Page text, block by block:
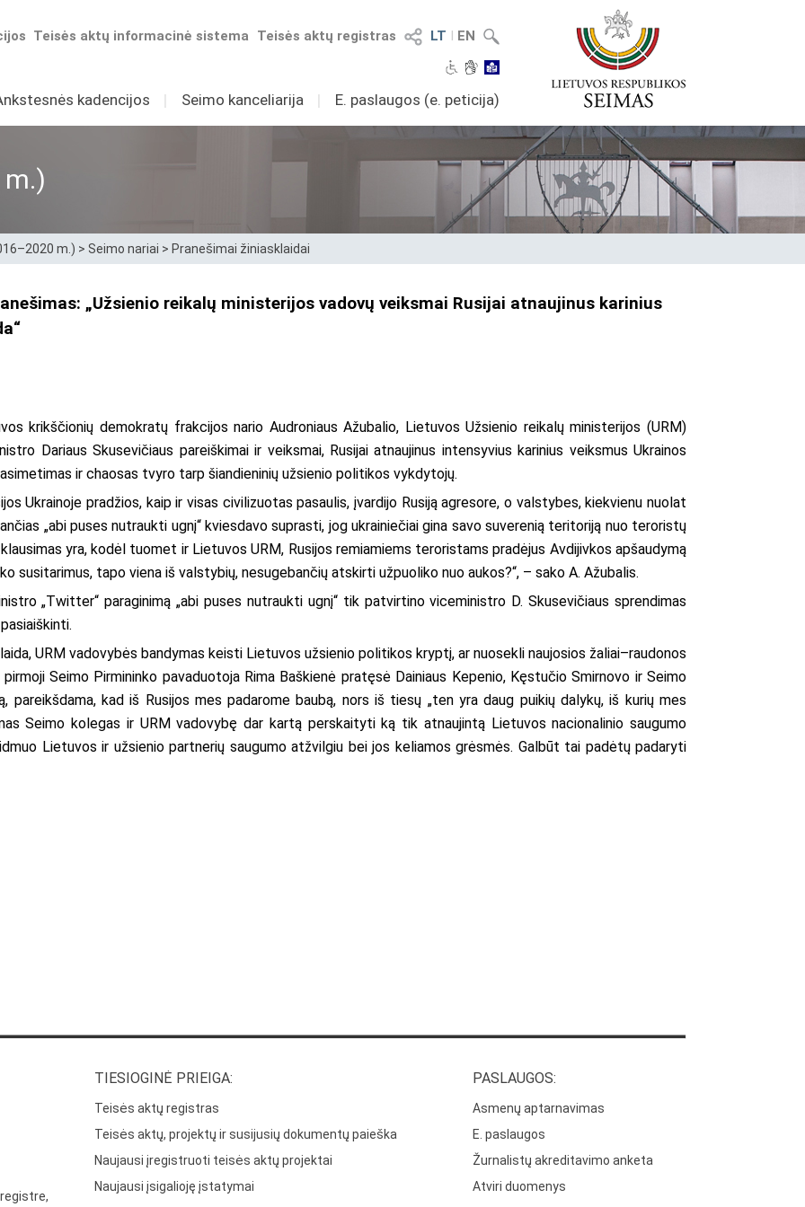
LT I EN
Teisės aktų registras
Teisės aktų informacinė sistema
kadencijos I Seimo kanceliarija I E. paslaugos (e. peticija)
m.) > Seimo nariai > Pranešimai žiniasklaidai
„Užsienio reikalų ministerijos vadovų veiksmai Rusijai atnaujinus karinius
krikščionių demokratų frakcijos nario Audroniaus Ažubalio, Lietuvos Užsienio reikalų ministerijos (URM)
Dariaus Skusevičiaus pareiškimai ir veiksmai, Rusijai atnaujinus intensyvius karinius veiksmus Ukrainos
ir chaosas tvyro tarp šiandieninių užsienio politikos vykdytojų.
Ukrainoje pradžios, kaip ir visas civilizuotas pasaulis, įvardijo Rusiją agresore, o valstybes, kiekvienu nuolat
„abi puses nutraukti ugnį“ kviesdavo suprasti, jog ukrainiečiai gina savo suverenią teritoriją nuo teroristų
klausimas yra, kodėl tuomet ir Lietuvos URM, Rusijos remiamiems teroristams pradėjus Avdijivkos apšaudymą
susitarimus, tapo viena iš valstybių, nesugebančių atskirti užpuoliko nuo aukos?“, – sako A. Ažubalis.
„Twitter“ paraginimą „abi puses nutraukti ugnį“ tik patvirtino viceministro D. Skusevičiaus sprendimas
URM vadovybės bandymas keisti Lietuvos užsienio politikos kryptį, ar nuosekli naujosios žaliai–raudonos
Seimo Pirmininko pavaduotoja Rima Baškienė pratęsė Dainiaus Kepenio, Kęstučio Smirnovo ir Seimo
pareikšdama, kad iš Rusijos mes padarome baubą, nors iš tiesų „ten yra daug puikių dalykų, iš kurių mes
Seimo kolegas ir URM vadovybę dar kartą perskaityti ką tik atnaujintą Lietuvos nacionalinio saugumo
Lietuvos ir užsienio partnerių saugumo atžvilgiu bei jos keliamos grėsmės. Galbūt tai padėtų padaryti
TIESIOGINĖ PRIEIGA:
Teisės aktų registras
Teisės aktų, projektų ir susijusių dokumentų paieška
Naujausi įregistruoti teisės aktų projektai
Naujausi įsigalioję įstatymai
PASLAUGOS:
Asmenų aptarnavimas
E. paslaugos
Žurnalistų akreditavimo anketa
Atviri duomenys